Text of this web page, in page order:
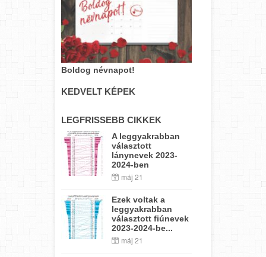
Boldog névnapot!
KEDVELT KÉPEK
LEGFRISSEBB CIKKEK
A leggyakrabban
választott
lánynevek 2023-
2024-ben
máj 21
Ezek voltak a
leggyakrabban
választott fiúnevek
2023-2024-be...
máj 21